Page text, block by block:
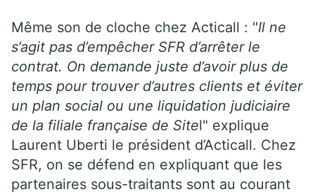
Même son de cloche chez Acticall : "Il ne
s’agit pas d’empêcher SFR d’arrêter le
contrat. On demande juste d’avoir plus de
temps pour trouver d’autres clients et éviter
un plan social ou une liquidation judiciaire
de la filiale française de Sitel" explique
Laurent Uberti le président d’Acticall. Chez
SFR, on se défend en expliquant que les
partenaires sous-traitants sont au courant